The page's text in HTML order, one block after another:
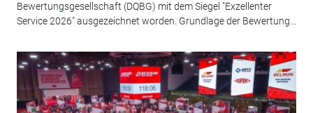
Bewertungsgesellschaft (DQBG) mit dem Siegel "Exzellenter
Service 2026" ausgezeichnet worden. Grundlage der Bewertung...